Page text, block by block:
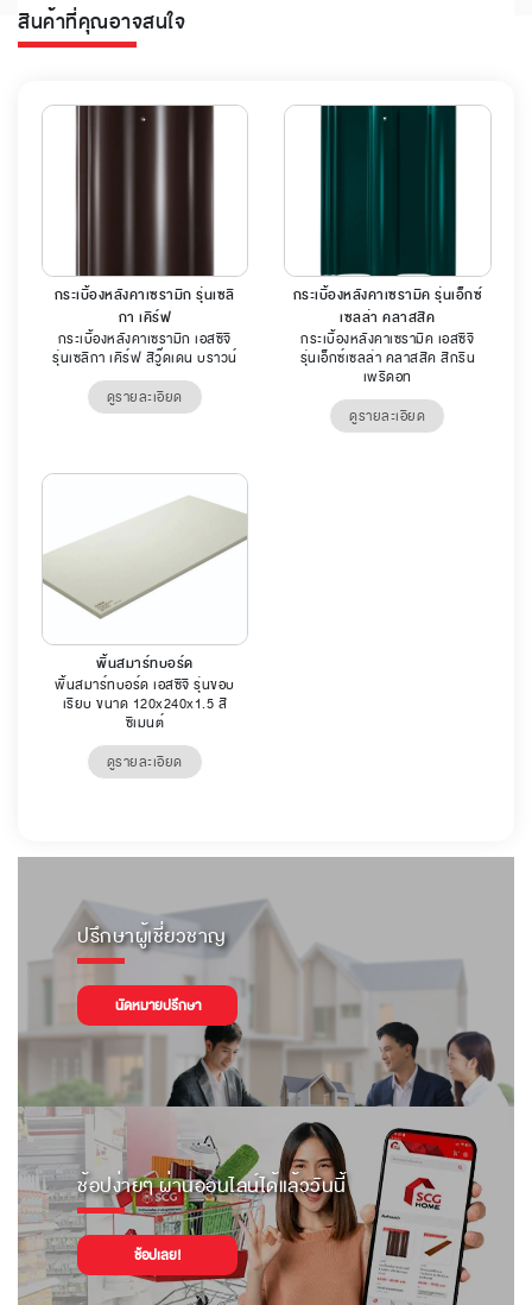
สินค้าที่คุณอาจสนใจ
กระเบื้องหลังคาเซรามิก รุ่นเซลิ
กา เคิร์ฟ
กระเบื้องหลังคาเซรามิก เอสซีจี
รุ่นเซลิกา เคิร์ฟ สีวู๊ดเดน บราวน์
ดูรายละเอียด
กระเบื้องหลังคาเซรามิค รุ่นเอ็กซ์
เซลล่า คลาสสิค
กระเบื้องหลังคาเซรามิค เอสซีจี
รุ่นเอ็กซ์เซลล่า คลาสสิค สีกรีน
เพริดอท
ดูรายละเอียด
พื้นสมาร์ทบอร์ด
พื้นสมาร์ทบอร์ด เอสซีจี รุ่นขอบ
เรียบ ขนาด 120x240x1.5 สี
ซีเมนต์
ดูรายละเอียด
ปรึกษาผู้เชี่ยวชาญ
นัดหมายปรึกษา
ช้อปง่ายๆ ผ่านออนไลน์ได้แล้ววันนี้
ช้อปเลย!